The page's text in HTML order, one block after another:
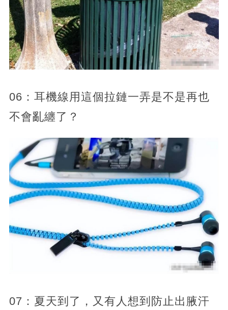
06：耳機線用這個拉鏈一弄是不是再也
不會亂纏了？
07：夏天到了，又有人想到防止出腋汗